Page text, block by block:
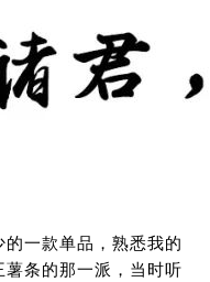
一款单品，熟悉我的
条的那一派，当时听